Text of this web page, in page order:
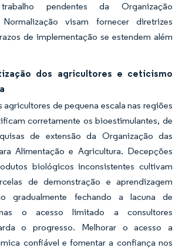
pendentes da Organização
visam fornecer diretrizes
de implementação se estendem além
dos agricultores e ceticismo
agricultores de pequena escala nas regiões
corretamente os bioestimulantes, de
de extensão da Organização das
Alimentação e Agricultura. Decepções
biológicos inconsistentes cultivam
de demonstração e aprendizagem
gradualmente fechando a lacuna de
o acesso limitado a consultores
o progresso. Melhorar o acesso a
confiável e fomentar a confiança nos